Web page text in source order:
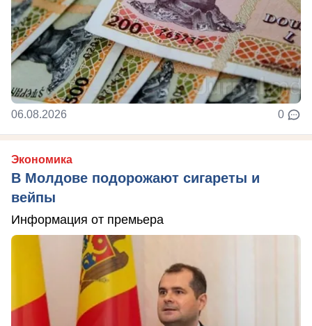
06.08.2026 0
Экономика
В Молдове подорожают сигареты и
вейпы
Информация от премьера